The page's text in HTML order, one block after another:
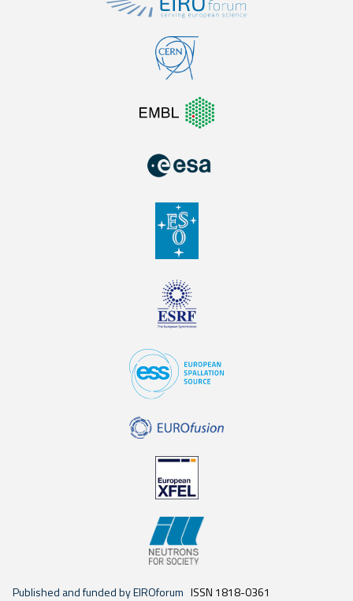
Published and funded by EIROforum ISSN 1818-0361